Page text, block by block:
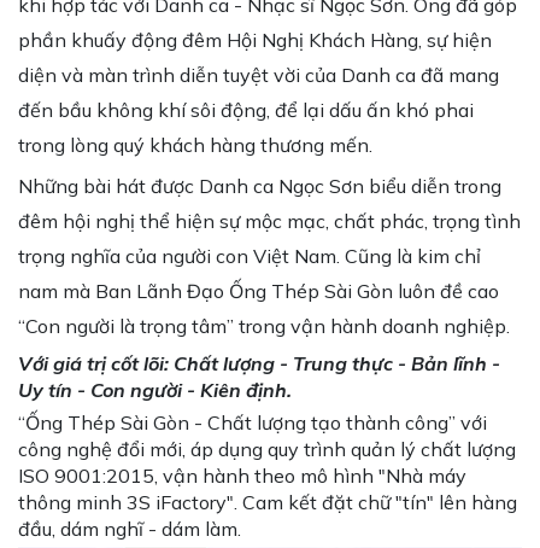
phần khuấy động đêm Hội Nghị Khách Hàng, sự hiện
diện và màn trình diễn tuyệt vời của Danh ca đã mang
đến bầu không khí sôi động, để lại dấu ấn khó phai
trong lòng quý khách hàng thương mến.
Những bài hát được Danh ca Ngọc Sơn biểu diễn trong
đêm hội nghị thể hiện sự mộc mạc, chất phác, trọng tình
trọng nghĩa của người con Việt Nam. Cũng là kim chỉ
nam mà Ban Lãnh Đạo Ống Thép Sài Gòn luôn đề cao
“Con người là trọng tâm” trong vận hành doanh nghiệp.
Với giá trị cốt lõi: Chất lượng - Trung thực - Bản lĩnh -
Uy tín - Con người - Kiên định.
“Ống Thép Sài Gòn - Chất lượng tạo thành công” với
công nghệ đổi mới, áp dụng quy trình quản lý chất lượng
ISO 9001:2015, vận hành theo mô hình "Nhà máy
thông minh 3S iFactory". Cam kết đặt chữ "tín" lên hàng
đầu, dám nghĩ - dám làm.